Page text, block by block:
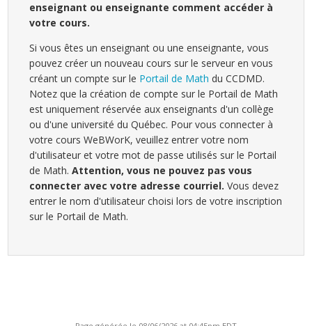
enseignant ou enseignante comment accéder à
votre cours.
Si vous êtes un enseignant ou une enseignante, vous
pouvez créer un nouveau cours sur le serveur en vous
créant un compte sur le Portail de Math du CCDMD.
Notez que la création de compte sur le Portail de Math
est uniquement réservée aux enseignants d'un collège
ou d'une université du Québec. Pour vous connecter à
votre cours WeBWorK, veuillez entrer votre nom
d'utilisateur et votre mot de passe utilisés sur le Portail
de Math.Attention, vous ne pouvez pas vous
connecter avec votre adresse courriel. Vous devez
entrer le nom d'utilisateur choisi lors de votre inscription
sur le Portail de Math.